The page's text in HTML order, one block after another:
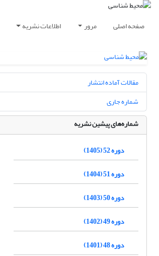
صفحه اصلی مرور اطلاعات نشریه
مقالات آماده انتشار
شماره جاری
شماره‌های پیشین نشریه
دوره 52 (1405)
دوره 51 (1404)
دوره 50 (1403)
دوره 49 (1402)
دوره 48 (1401)